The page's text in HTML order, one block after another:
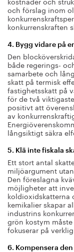
och förslag inom
konkurrenskraften
4. Bygg vidare på
Den
både regerings-
samarbete och
skatt på termisk
fastighetsskatt på
för de två
positivt att
av
långsiktigt säkra
5. Klä inte fiskala
Ett stort antal
miljöargument
Den föreslagna
möjligheter att
koldioxidskatterna
kemikalier skapar
industrins
grön kostym
fokuserar på
6. Kompensera